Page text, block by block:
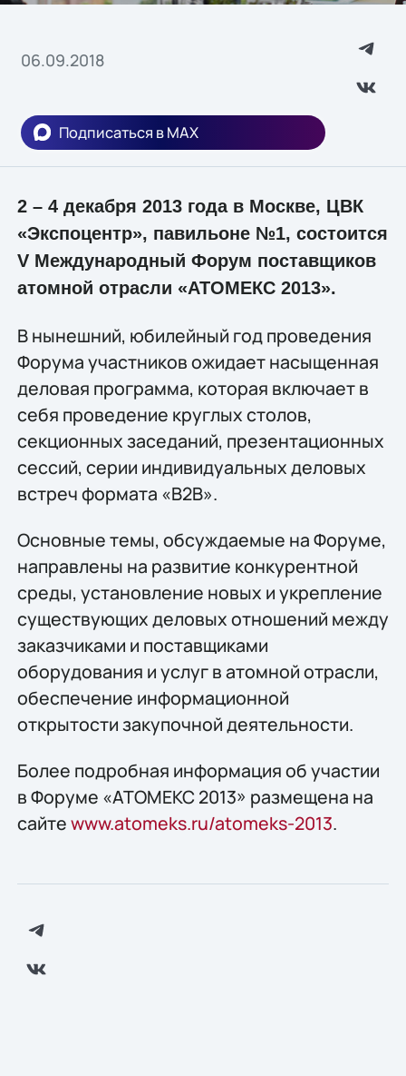
06.09.2018
Подписаться в MAX
2 – 4 декабря 2013 года в Москве, ЦВК
«Экспоцентр», павильоне №1, состоится
V Международный Форум поставщиков
атомной отрасли «АТОМЕКС 2013».
В нынешний, юбилейный год проведения
Форума участников ожидает насыщенная
деловая программа, которая включает в
себя проведение круглых столов,
секционных заседаний, презентационных
сессий, серии индивидуальных деловых
встреч формата «B2B».
Основные темы, обсуждаемые на Форуме,
направлены на развитие конкурентной
среды, установление новых и укрепление
существующих деловых отношений между
заказчиками и поставщиками
оборудования и услуг в атомной отрасли,
обеспечение информационной
открытости закупочной деятельности.
Более подробная информация об участии
в Форуме «АТОМЕКС 2013» размещена на
сайтеwww.atomeks.ru/atomeks-2013.